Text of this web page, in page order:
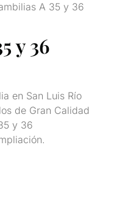
A 35 y 36
y 36
en San Luis Río
de Gran Calidad
y 36